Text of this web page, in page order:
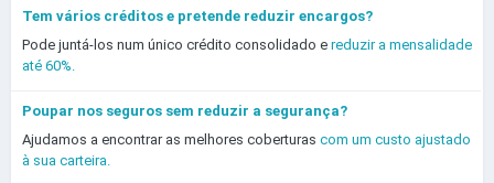
Tem vários créditos e pretende reduzir encargos?
Pode juntá-los num único crédito consolidado e reduzir a mensalidade
até 60%.
Poupar nos seguros sem reduzir a segurança?
Ajudamos a encontrar as melhores coberturas com um custo ajustado
à sua carteira.